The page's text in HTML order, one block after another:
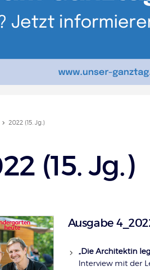
2022 (15. Jg.)
(15. Jg.)
Ausgabe
„Die Architektin
Interview mit der